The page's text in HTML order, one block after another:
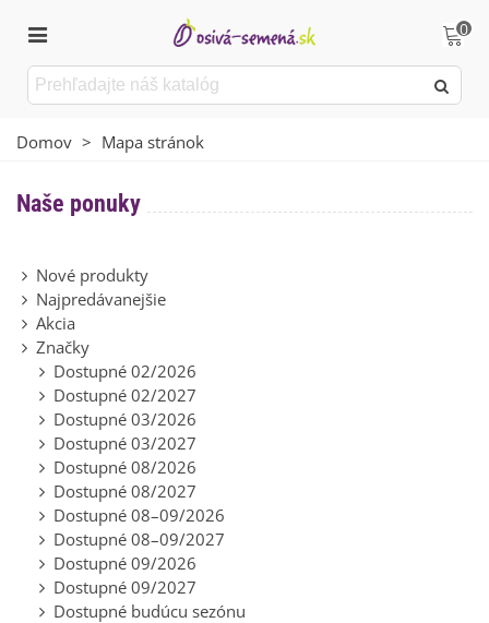
0
Domov > Mapa stránok
Naše ponuky
Nové produkty
Najpredávanejšie
Akcia
Značky
Dostupné 02/2026
Dostupné 02/2027
Dostupné 03/2026
Dostupné 03/2027
Dostupné 08/2026
Dostupné 08/2027
Dostupné 08–09/2026
Dostupné 08–09/2027
Dostupné 09/2026
Dostupné 09/2027
Dostupné budúcu sezónu